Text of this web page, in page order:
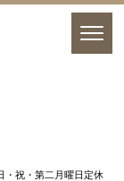
・祝・第二月曜日定休